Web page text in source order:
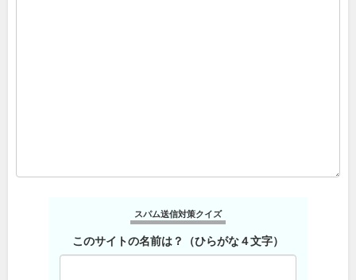
スパム送信対策クイズ
このサイトの名前は？（ひらがな４文字）